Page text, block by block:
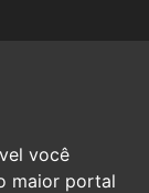
você
maior portal